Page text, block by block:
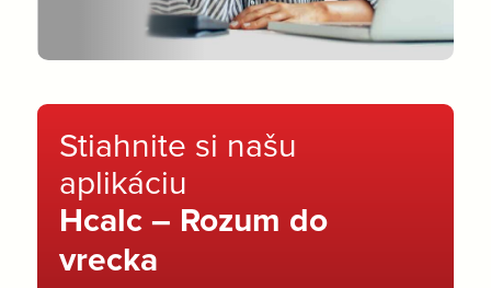
Stiahnite si našu
aplikáciu
Hcalc – Rozum do
vrecka